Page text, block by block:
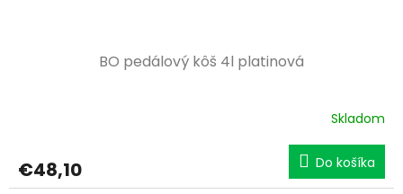
BO pedálový kôš 4l platinová
Skladom
€48,10 Do košíka